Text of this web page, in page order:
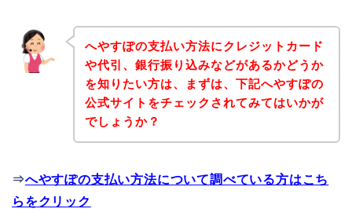
へやすぽの支払い方法にクレジットカード
や代引、銀行振り込みなどがあるかどうか
を知りたい方は、まずは、下記へやすぽの
公式サイトをチェックされてみてはいかが
でしょうか？
⇒へやすぽの支払い方法について調べている方はこち
らをクリック